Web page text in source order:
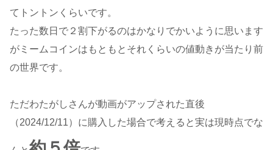
てトントンくらいです。
たった数日で２割下がるのはかなりでかいように思います
がミームコインはもともとそれくらいの値動きが当たり前
の世界です。
ただわたがしさんが動画がアップされた直後
（2024/12/11）に購入した場合で考えると実は現時点でな